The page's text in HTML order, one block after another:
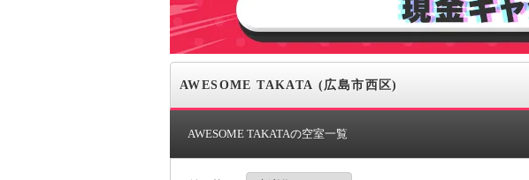
AWESOME TAKATA (広島市西区)
AWESOME TAKATAの空室一覧